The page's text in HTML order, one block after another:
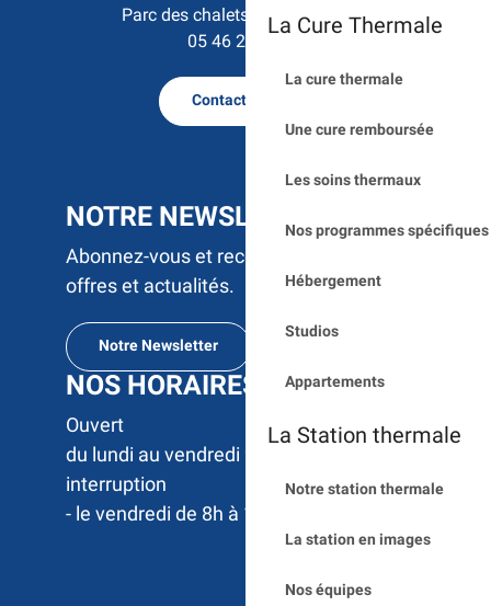
La Cure Thermale
La cure thermale
Une cure remboursée
Les soins thermaux
Nos programmes
Hébergement
Studios
Appartements
La Station thermale
Notre station thermale
La station en images
Nos équipes
Parc des chalets - 17600 Saujon
05 46 23 50 15
Contactez nous
NOTRE NEWSLETTER
Abonnez-vous et recevez par e-mail nos
offres et actualités.
Notre Newsletter
NOS HORAIRES
Ouvert
du lundi au vendredi 9h à 17h sans
interruption
- le vendredi de 8h à 12h